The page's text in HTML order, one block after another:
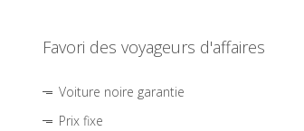
Favori des voyageurs d'affaires
Voiture noire garantie
Prix fixe